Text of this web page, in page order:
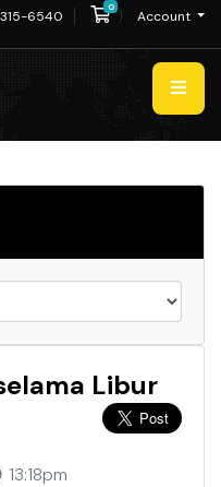
6540
0
Shopping Cart
Account
Libur
13:18pm